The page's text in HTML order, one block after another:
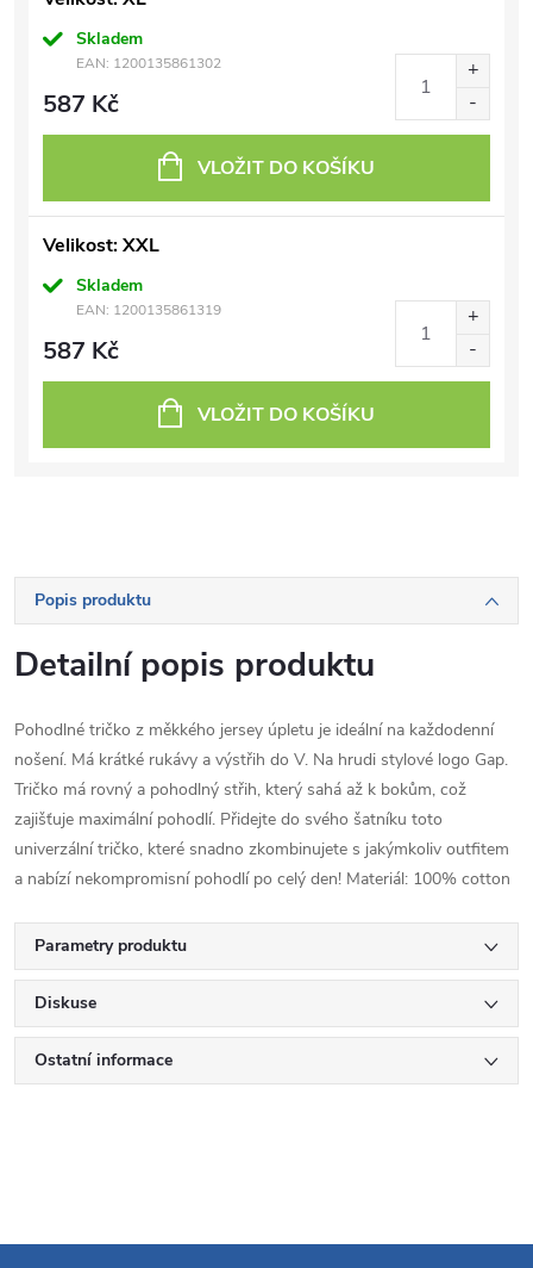
Skladem
EAN: 1200135861302
587 Kč
VLOŽIT DO KOŠÍKU
Velikost: XXL
Skladem
EAN: 1200135861319
587 Kč
VLOŽIT DO KOŠÍKU
Popis produktu
Detailní popis produktu
Pohodlné tričko z měkkého jersey úpletu je ideální na každodenní
nošení. Má krátké rukávy a výstřih do V. Na hrudi stylové logo Gap.
Tričko má rovný a pohodlný střih, který sahá až k bokům, což
zajišťuje maximální pohodlí. Přidejte do svého šatníku toto
univerzální tričko, které snadno zkombinujete s jakýmkoliv outfitem
a nabízí nekompromisní pohodlí po celý den! Materiál: 100% cotton
Parametry produktu
Diskuse
Ostatní informace